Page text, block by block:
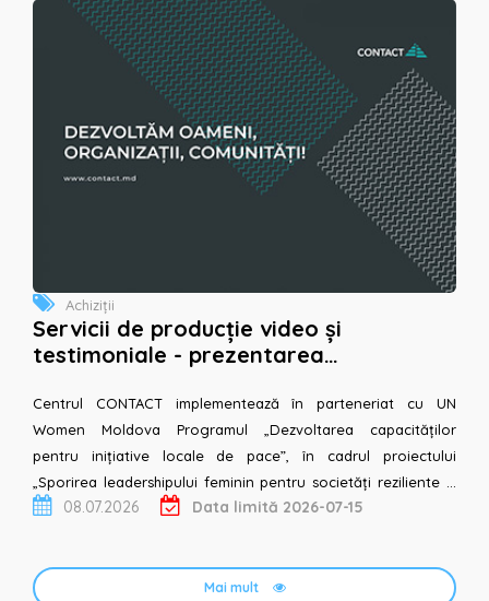
Achiziții
Servicii de producție video și
testimoniale - prezentarea
Centrul CONTACT implementează în parteneriat cu UN
Women Moldova Programul „Dezvoltarea capacităților
pentru inițiative locale de pace”, în cadrul proiectului
„Sporirea leadershipului feminin pentru societăți reziliente și
pașnice”, finanțat de Guvernul Danemarcei...
08.07.2026 Data limită 2026-07-15
Mai mult